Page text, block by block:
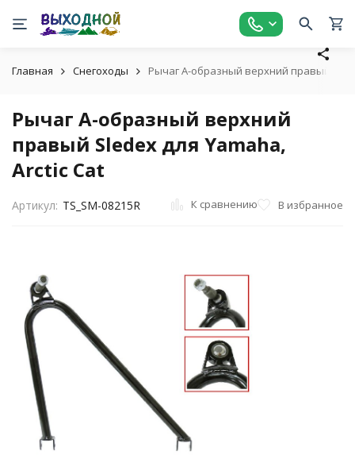
Главная Снегоходы Рычаг А-образный верхний правый
Рычаг А-образный верхний
правый Sledex для Yamaha,
Arctic Cat
Артикул: TS_SM-08215R К сравнению В избранное